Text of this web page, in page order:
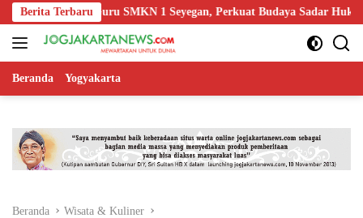
Langsung
ke
konten
Berita Terbaru
Guru SMKN 1 Seyegan, Perkuat Budaya Sadar Hukum di
Beranda Yogyakarta
Beranda Wisata & Kuliner